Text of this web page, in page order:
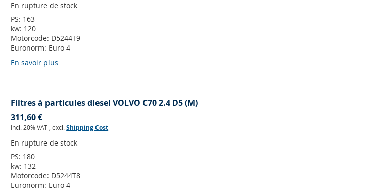
En rupture de stock
PS: 163
kw: 120
Motorcode: D5244T9
Euronorm: Euro 4
En savoir plus
Filtres à particules diesel VOLVO C70 2.4 D5 (M)
311,60 €
Incl. 20% VAT ,excl.Shipping Cost
En rupture de stock
PS: 180
kw: 132
Motorcode: D5244T8
Euronorm: Euro 4